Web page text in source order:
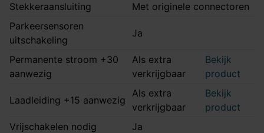
Stekkeraansluiting
Met originele connectoren
Parkeersensoren
uitschakeling
Ja
Permanente stroom +30
aanwezig
Als extra
verkrijgbaar
Bekijk
product
Laadleiding +15 aanwezig
Als extra
verkrijgbaar
Bekijk
product
Vrijschakelen nodig
Ja